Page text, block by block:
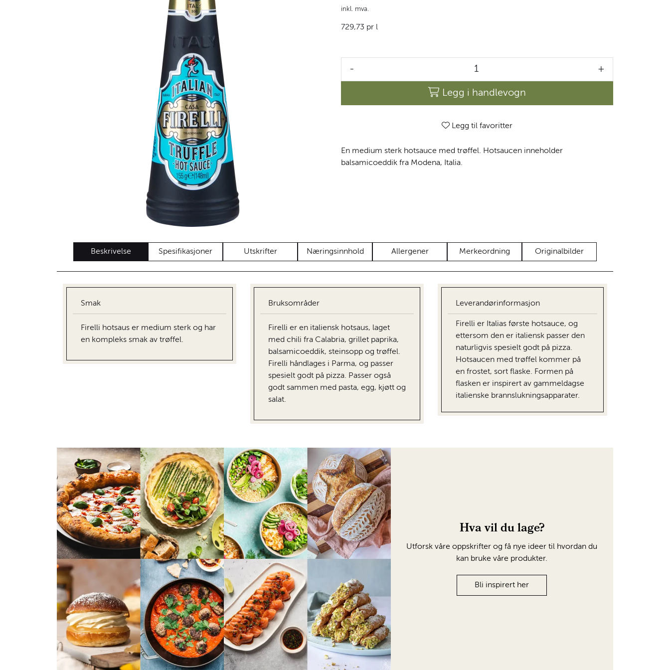
inkl. mva.
729,73 pr l
- +
Legg i handlevogn
Legg til favoritter
En medium sterk hotsauce med trøffel. Hotsaucen inneholder
balsamicoeddik fra Modena, Italia.
Beskrivelse Spesifikasjoner Utskrifter Næringsinnhold Allergener Merkeordning Originalbilder
Smak
Firelli hotsaus er medium sterk og har
en kompleks smak av trøffel.
Bruksområder
Firelli er en italiensk hotsaus, laget
med chili fra Calabria, grillet paprika,
balsamicoeddik, steinsopp og trøffel.
Firelli håndlages i Parma, og passer
spesielt godt på pizza. Passer også
godt sammen med pasta, egg, kjøtt og
salat.
Leverandørinformasjon
Firelli er Italias første hotsauce, og
ettersom den er italiensk passer den
naturligvis spesielt godt på pizza.
Hotsaucen med trøffel kommer på
en frostet, sort flaske. Formen på
flasken er inspirert av gammeldagse
italienske brannslukningsapparater.
Hva vil du lage?
Utforsk våre oppskrifter og få nye ideer til hvordan du
kan bruke våre produkter.
Bli inspirert her